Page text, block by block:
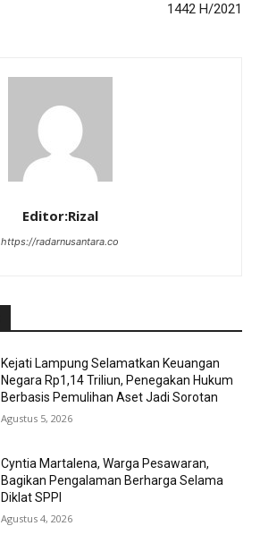
1442 H/2021
Editor:Rizal
https://radarnusantara.co
Kejati Lampung Selamatkan Keuangan
Negara Rp1,14 Triliun, Penegakan Hukum
Berbasis Pemulihan Aset Jadi Sorotan
Agustus 5, 2026
Cyntia Martalena, Warga Pesawaran,
Bagikan Pengalaman Berharga Selama
Diklat SPPI
Agustus 4, 2026